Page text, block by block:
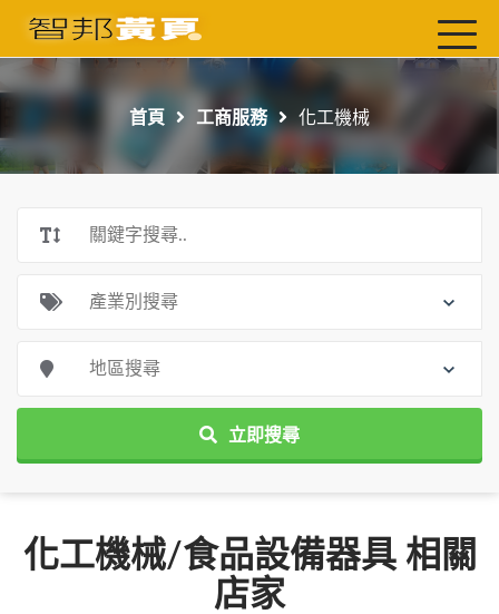
首頁
最新店家
吃喝玩樂
玩樂導航主題行程
聯絡我們
首頁 工商服務 化工機械
立即搜尋
化工機械/食品設備器具 相關
店家